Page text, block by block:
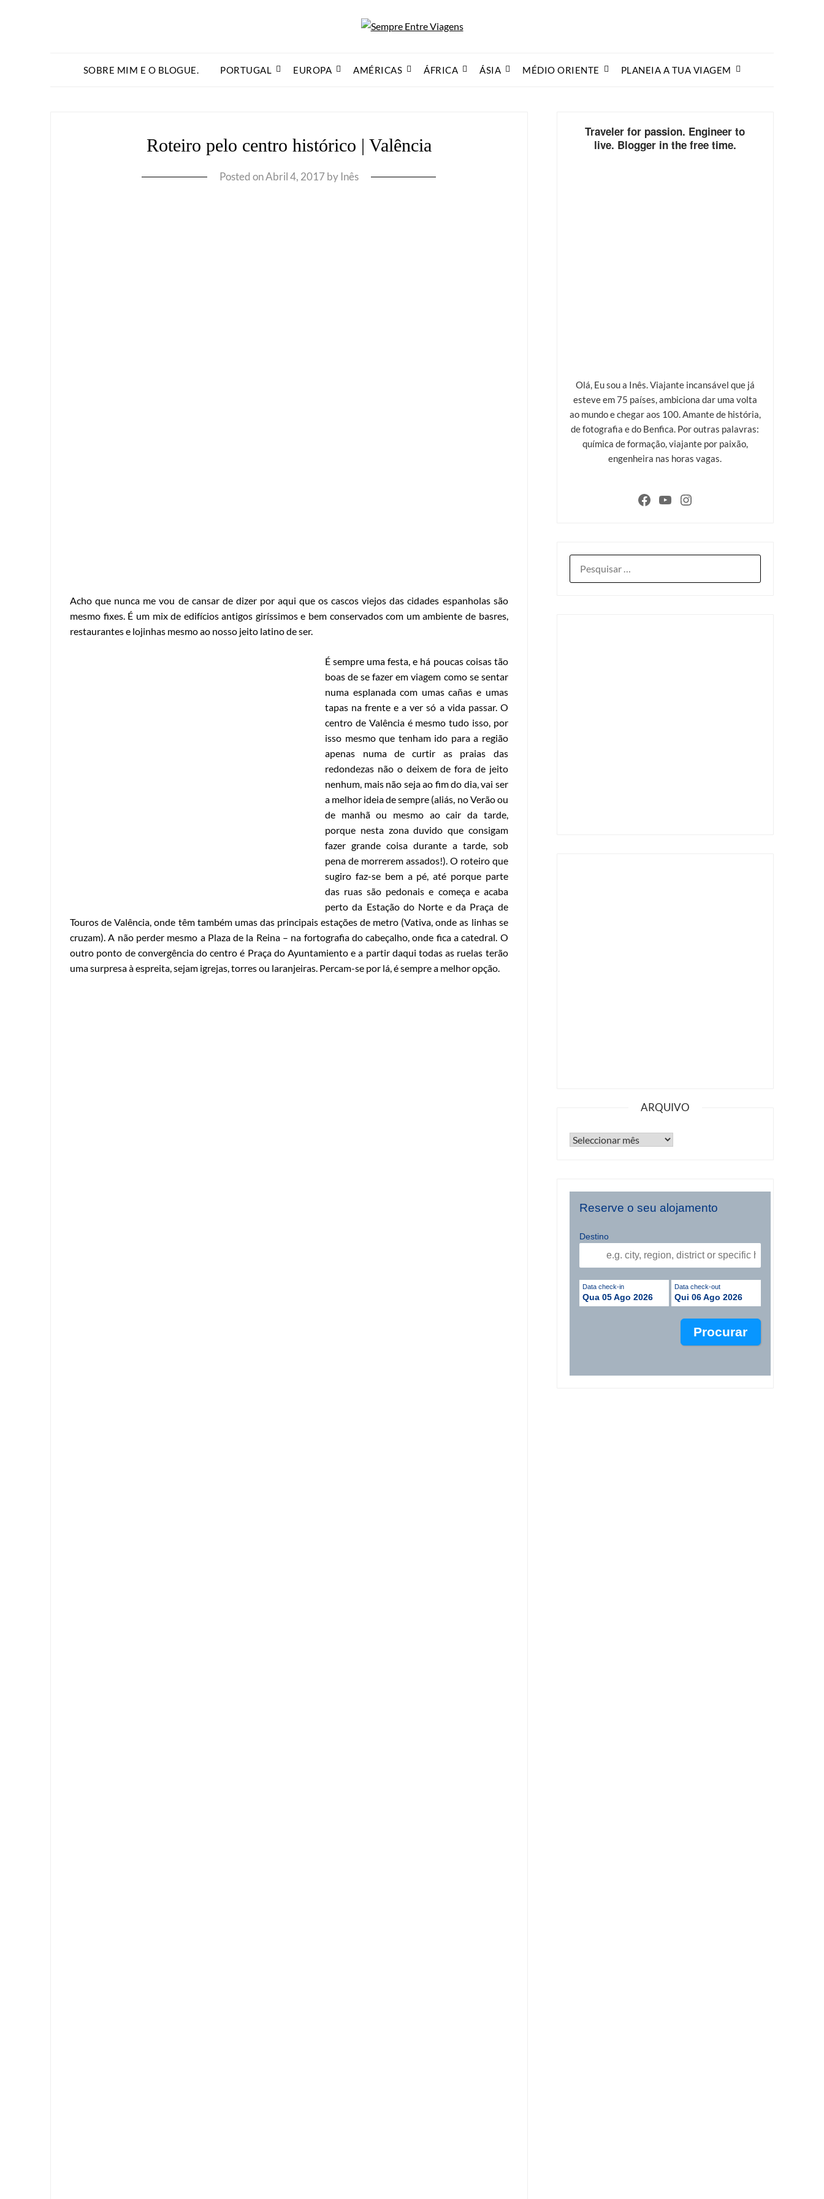
SOBRE MIM E O BLOGUE. PORTUGAL EUROPA AMÉRICAS ÁFRICA ÁSIA MÉDIO ORIENTE PLANEIA A TUA VIAGEM
Roteiro pelo centro histórico | Valência
Posted onAbril 4, 2017byInês
Acho que nunca me vou de cansar de dizer por aqui que os cascos viejos das cidades espanholas são
mesmo fixes. É um mix de edifícios antigos giríssimos e bem conservados com um ambiente de basres,
restaurantes e lojinhas mesmo ao nosso jeito latino de ser.
É sempre uma festa, e há poucas coisas tão
boas de se fazer em viagem como se sentar
numa esplanada com umas cañas e umas
tapas na frente e a ver só a vida passar. O
centro de Valência é mesmo tudo isso, por
isso mesmo que tenham ido para a região
apenas numa de curtir as praias das
redondezas não o deixem de fora de jeito
nenhum, mais não seja ao fim do dia, vai ser
a melhor ideia de sempre (aliás, no Verão ou
de manhã ou mesmo ao cair da tarde,
porque nesta zona duvido que consigam
fazer grande coisa durante a tarde, sob
pena de morrerem assados!). O roteiro que
sugiro faz-se bem a pé, até porque parte
das ruas são pedonais e começa e acaba
perto da Estação do Norte e da Praça de
Touros de Valência, onde têm também umas das principais estações de metro (Vativa, onde as linhas se
cruzam). A não perder mesmo a Plaza de la Reina – na fortografia do cabeçalho, onde fica a catedral. O
outro ponto de convergência do centro é Praça do Ayuntamiento e a partir daqui todas as ruelas terão
uma surpresa à espreita, sejam igrejas, torres ou laranjeiras. Percam-se por lá, é sempre a melhor opção.
Traveler for passion. Engineer to
live. Blogger in the free time.
Olá, Eu sou a Inês. Viajante incansável que já
esteve em 75 países, ambiciona dar uma volta
ao mundo e chegar aos 100. Amante de história,
de fotografia e do Benfica. Por outras palavras:
química de formação, viajante por paixão,
engenheira nas horas vagas.
ARQUIVO
Reserve o seu alojamento
Destino
Data check-in
Qua 05 Ago 2026
Data check-out
Qui 06 Ago 2026